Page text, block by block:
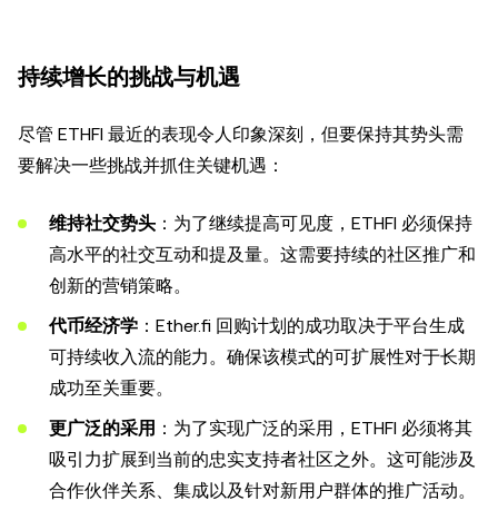
持续增长的挑战与机遇
尽管 ETHFI 最近的表现令人印象深刻，但要保持其势头需
要解决一些挑战并抓住关键机遇：
维持社交势头 ：为了继续提高可见度，ETHFI 必须保持
高水平的社交互动和提及量。这需要持续的社区推广和
创新的营销策略。
代币经济学 ：Ether.fi 回购计划的成功取决于平台生成
可持续收入流的能力。确保该模式的可扩展性对于长期
成功至关重要。
更广泛的采用 ：为了实现广泛的采用，ETHFI 必须将其
吸引力扩展到当前的忠实支持者社区之外。这可能涉及
合作伙伴关系、集成以及针对新用户群体的推广活动。